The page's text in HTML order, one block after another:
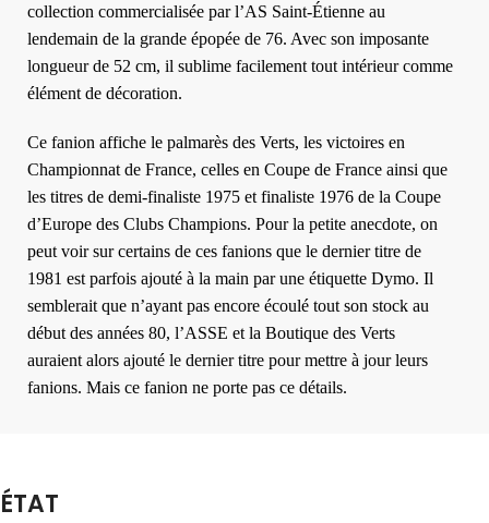
collection commercialisée par l’AS Saint-Étienne au
lendemain de la grande épopée de 76. Avec son imposante
longueur de 52 cm, il sublime facilement tout intérieur comme
élément de décoration.
Ce fanion affiche le palmarès des Verts, les victoires en
Championnat de France, celles en Coupe de France ainsi que
les titres de demi-finaliste 1975 et finaliste 1976 de la Coupe
d’Europe des Clubs Champions. Pour la petite anecdote, on
peut voir sur certains de ces fanions que le dernier titre de
1981 est parfois ajouté à la main par une étiquette Dymo. Il
semblerait que n’ayant pas encore écoulé tout son stock au
début des années 80, l’ASSE et la Boutique des Verts
auraient alors ajouté le dernier titre pour mettre à jour leurs
fanions. Mais ce fanion ne porte pas ce détails.
ÉTAT